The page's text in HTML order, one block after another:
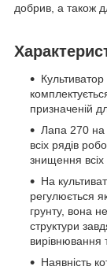
добрив, а також
призначеній
Лапа 270 на
всіх рядів
знищення всіх
На
регулюється
грунту, вона
структури
вирівнювання
Наявність